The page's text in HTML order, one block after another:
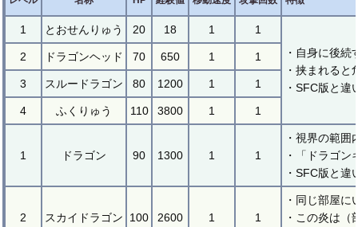
1 とおせんりゅう 20 18 1
1
・自身に後続
・挟まれる
・SFC版と違
2 ドラゴンヘッド 70 650 1 1
3 スルードラゴン 80 1200 1 1
4 ふくりゅう 110 3800 1 1
1 ドラゴン 90 1300 1 1
・視界の範
・「ドラゴ
・SFC版と
2 スカイドラゴン 100 2600 1 1
・同じ部屋
・この炎は